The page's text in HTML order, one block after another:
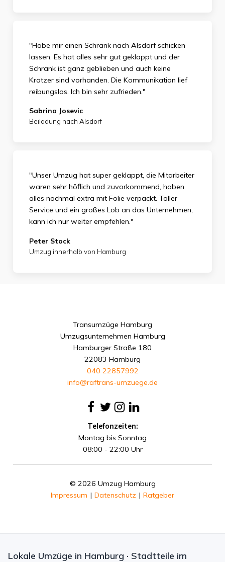
"Habe mir einen Schrank nach Alsdorf schicken
lassen. Es hat alles sehr gut geklappt und der
Schrank ist ganz geblieben und auch keine
Kratzer sind vorhanden. Die Kommunikation lief
reibungslos. Ich bin sehr zufrieden."
Sabrina Josevic
Beiladung nach Alsdorf
"Unser Umzug hat super geklappt, die Mitarbeiter
waren sehr höflich und zuvorkommend, haben
alles nochmal extra mit Folie verpackt. Toller
Service und ein großes Lob an das Unternehmen,
kann ich nur weiter empfehlen."
Peter Stock
Umzug innerhalb von Hamburg
Transumzüge Hamburg
Umzugsunternehmen Hamburg
Hamburger Straße 180
22083 Hamburg
040 22857992
info@raftrans-umzuege.de
Telefonzeiten:
Montag bis Sonntag
08:00 - 22:00 Uhr
© 2026 Umzug Hamburg
Impressum | Datenschutz | Ratgeber
Lokale Umzüge in Hamburg · Stadtteile im